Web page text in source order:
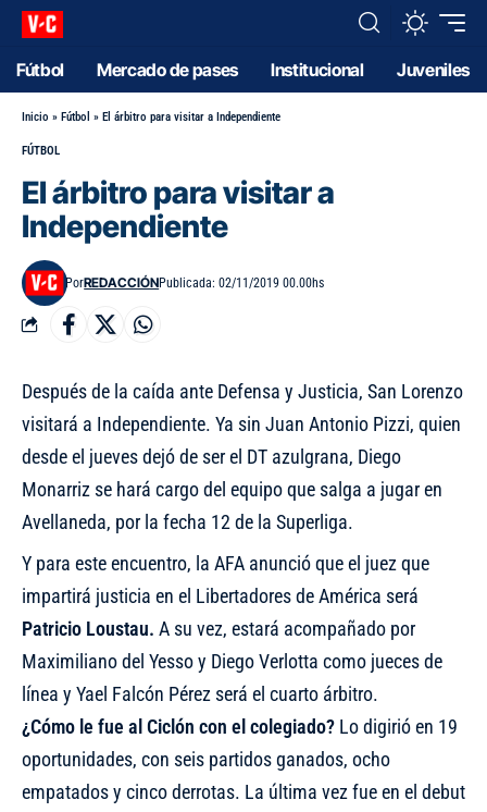
Fútbol Mercado de pases Institucional Juveniles
Inicio » Fútbol » El árbitro para visitar a Independiente
FÚTBOL
El árbitro para visitar a
Independiente
PorREDACCIÓNPublicada: 02/11/2019 00.00hs
Después de la caída ante Defensa y Justicia, San Lorenzo
visitará a Independiente. Ya sin Juan Antonio Pizzi, quien
desde el jueves dejó de ser el DT azulgrana, Diego
Monarriz se hará cargo del equipo que salga a jugar en
Avellaneda, por la fecha 12 de la Superliga.
Y para este encuentro, la AFA anunció que el juez que
impartirá justicia en el Libertadores de América será
Patricio Loustau. A su vez, estará acompañado por
Maximiliano del Yesso y Diego Verlotta como jueces de
línea y Yael Falcón Pérez será el cuarto árbitro.
¿Cómo le fue al Ciclón con el colegiado? Lo digirió en 19
oportunidades, con seis partidos ganados, ocho
empatados y cinco derrotas. La última vez fue en el debut